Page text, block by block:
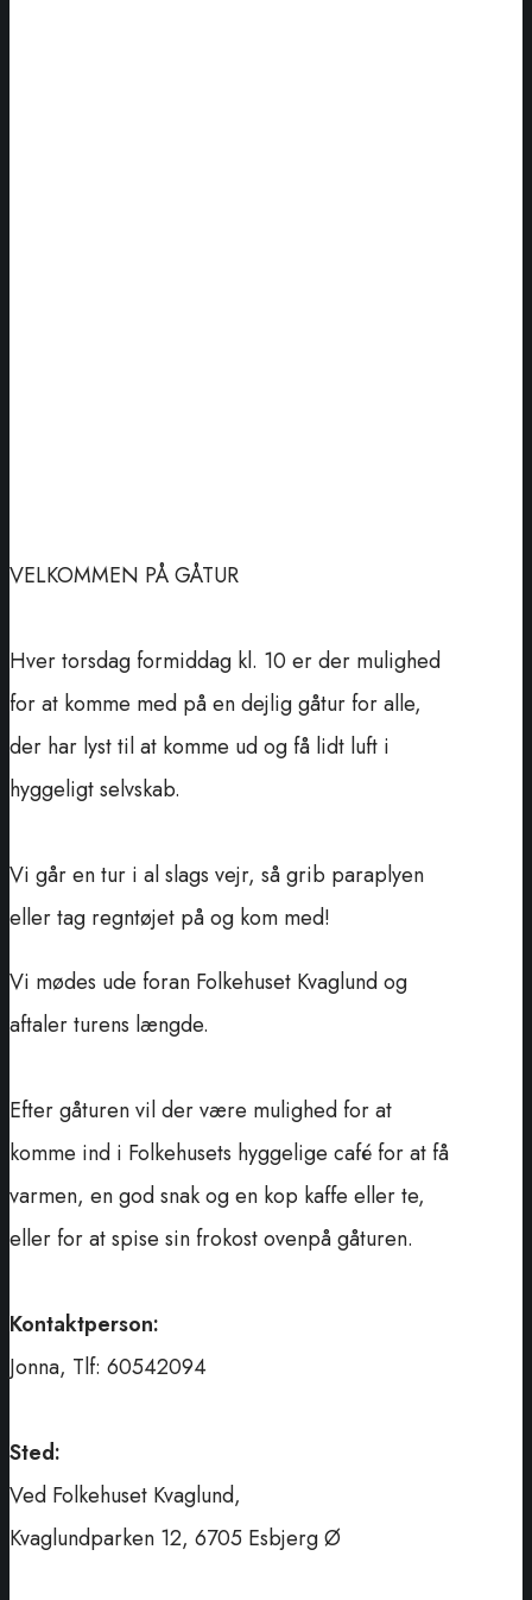
VELKOMMEN PÅ GÅTUR
Hver torsdag formiddag kl. 10 er der mulighed
for at komme med på en dejlig gåtur for alle,
der har lyst til at komme ud og få lidt luft i
hyggeligt selvskab.
Vi går en tur i al slags vejr, så grib paraplyen
eller tag regntøjet på og kom med!
Vi mødes ude foran Folkehuset Kvaglund og
aftaler turens længde.
Efter gåturen vil der være mulighed for at
komme ind i Folkehusets hyggelige café for at få
varmen, en god snak og en kop kaffe eller te,
eller for at spise sin frokost ovenpå gåturen.
Kontaktperson:
Jonna, Tlf: 60542094
Sted:
Ved Folkehuset Kvaglund,
Kvaglundparken 12, 6705 Esbjerg Ø